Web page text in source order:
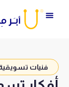
فنيات